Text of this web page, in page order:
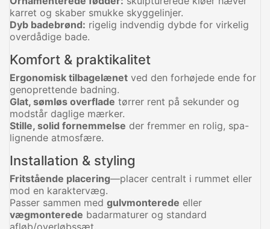
karret og skaber smukke skyggelinjer.
Dyb badebrønd: rigelig indvendig dybde for virkelig
overdådige bade.
Komfort & praktikalitet
Ergonomisk tilbagelænet ved den forhøjede ende for
genoprettende badning.
Glat, sømløs overflade tørrer rent på sekunder og
modstår daglige mærker.
Stille, solid fornemmelse der fremmer en rolig, spa-
lignende atmosfære.
Installation & styling
Fritstående placering—placer centralt i rummet eller
mod en karaktervæg.
Passer sammen med gulvmonterede eller
vægmonterede badarmaturer og standard
afløb/overløbssæt.